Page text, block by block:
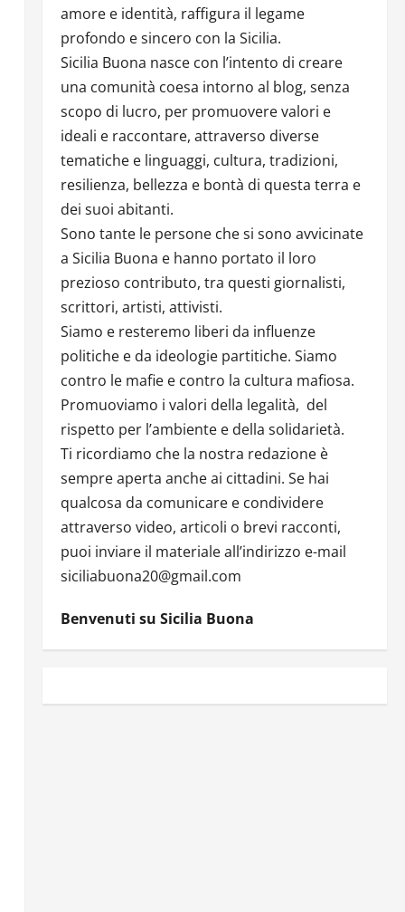
amore e identità, raffigura il legame
profondo e sincero con la Sicilia.
Sicilia Buona nasce con l’intento di creare
una comunità coesa intorno al blog, senza
scopo di lucro, per promuovere valori e
ideali e raccontare, attraverso diverse
tematiche e linguaggi, cultura, tradizioni,
resilienza, bellezza e bontà di questa terra e
dei suoi abitanti.
Sono tante le persone che si sono avvicinate
a Sicilia Buona e hanno portato il loro
prezioso contributo, tra questi giornalisti,
scrittori, artisti, attivisti.
Siamo e resteremo liberi da influenze
politiche e da ideologie partitiche. Siamo
contro le mafie e contro la cultura mafiosa.
Promuoviamo i valori della legalità, del
rispetto per l’ambiente e della solidarietà.
Ti ricordiamo che la nostra redazione è
sempre aperta anche ai cittadini. Se hai
qualcosa da comunicare e condividere
attraverso video, articoli o brevi racconti,
puoi inviare il materiale all’indirizzo e-mail
siciliabuona20@gmail.com
Benvenuti su Sicilia Buona